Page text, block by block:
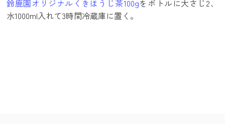
鈴鹿園オリジナルくきほうじ茶100gをボトルに大さじ2、
水1000ml入れて3時間冷蔵庫に置く。